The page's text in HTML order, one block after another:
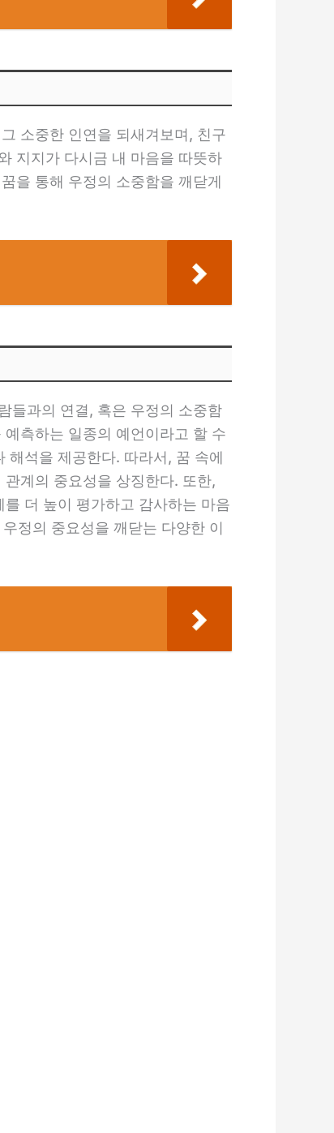
소중한 인연을 되새겨보며, 친구
지지가 다시금 내 마음을 따뜻하
을 통해 우정의 소중함을 깨닫게
들과의 연결, 혹은 우정의 소중함
측하는 일종의 예언이라고 할 수
해석을 제공한다. 따라서, 꿈 속에
계의 중요성을 상징한다. 또한,
더 높이 평가하고 감사하는 마음
정의 중요성을 깨닫는 다양한 이